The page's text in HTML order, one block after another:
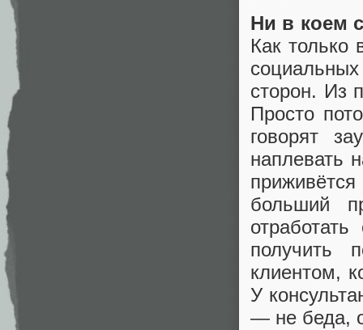
Ни в коем
Как только
сторон. Из
Просто
говорят
наплевать
больший
получить
клиентом,
У
— не беда,